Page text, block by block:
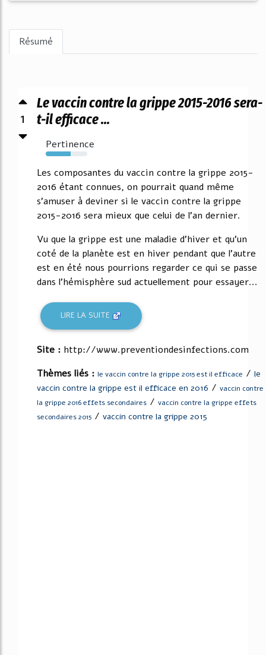
Résumé
1
Le vaccin contre la grippe 2015-2016 sera-
t-il efficace ...
Pertinence
60%
Les composantes du vaccin contre la grippe 2015-
2016 étant connues, on pourrait quand même
s'amuser à deviner si le vaccin contre la grippe
2015-2016 sera mieux que celui de l'an dernier.
Vu que la grippe est une maladie d'hiver et qu'un
coté de la planète est en hiver pendant que l'autre
est en été nous pourrions regarder ce qui se passe
dans l'hémisphère sud actuellement pour essayer...
LIRE LA SUITE
Site : http://www.preventiondesinfections.com
Thèmes liés : le vaccin contre la grippe 2015 est il efficace / le
vaccin contre la grippe est il efficace en 2016 / vaccin contre
la grippe 2016 effets secondaires / vaccin contre la grippe effets
secondaires 2015 / vaccin contre la grippe 2015